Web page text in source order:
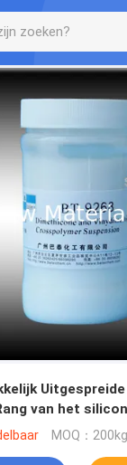
van het
MOQ：200kg